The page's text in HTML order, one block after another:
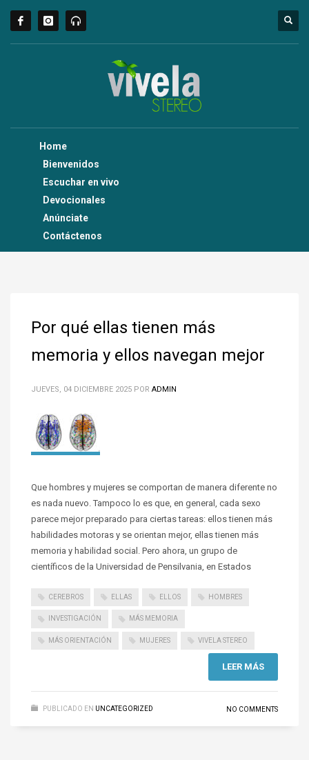
Home
Bienvenidos
Escuchar en vivo
Devocionales
Anúnciate
Contáctenos
Por qué ellas tienen más
memoria y ellos navegan mejor
JUEVES, 04 DICIEMBRE 2025 POR ADMIN
Que hombres y mujeres se comportan de manera diferente no
es nada nuevo. Tampoco lo es que, en general, cada sexo
parece mejor preparado para ciertas tareas: ellos tienen más
habilidades motoras y se orientan mejor, ellas tienen más
memoria y habilidad social. Pero ahora, un grupo de
científicos de la Universidad de Pensilvania, en Estados
CEREBROS ELLAS ELLOS HOMBRES
INVESTIGACIÓN MÁS MEMORIA
MÁS ORIENTACIÓN MUJERES VIVELA STEREO
LEER MÁS
PUBLICADO EN UNCATEGORIZED NO COMMENTS